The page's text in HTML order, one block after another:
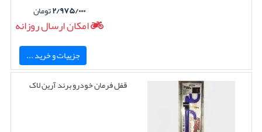
۲/۹۷۵/۰۰۰تومان
امکان ارسال روزانه
جزییات و خرید ...
قفل فرمان خودرو برند آرین لاک